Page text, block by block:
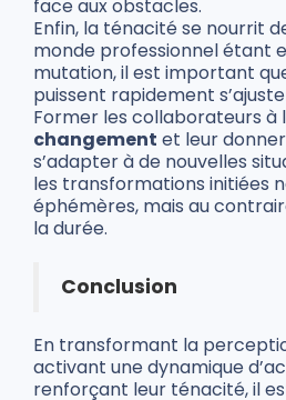
face aux obstacles.
Enfin, la ténacité se nourrit
monde professionnel étant
mutation, il est important
puissent rapidement
Former les collaborateurs à
changement et leur
s’adapter à de nouvelles
les transformations initiées
éphémères, mais au
la durée.
Conclusion
En transformant la
activant une dynamique
renforçant leur ténacité, il